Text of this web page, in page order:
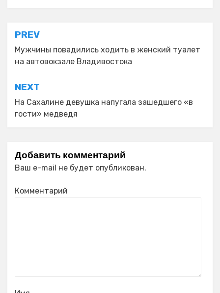
Навигация
по
записям
PREV
Мужчины повадились ходить в женский туалет
на автовокзале Владивостока
NEXT
На Сахалине девушка напугала зашедшего «в
гости» медведя
Добавить комментарий
Ваш e-mail не будет опубликован.
Комментарий